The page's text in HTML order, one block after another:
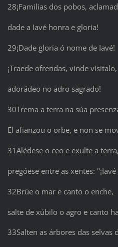
28¡Familias dos pobos,
dade a Iavé honra e gloria!
29¡Dade gloria ó nome de Iavé!
¡Traede ofrendas, vinde visitalo,
adorádeo no adro sagrado!
30Trema a terra na súa
El afianzou o orbe, e non se
31Alédese o ceo e exulte a terra,
pregóese entre as xentes:
32Brúe o mar e canto o enche,
salte de xúbilo o agro e canto
33Salten as árbores das selvas